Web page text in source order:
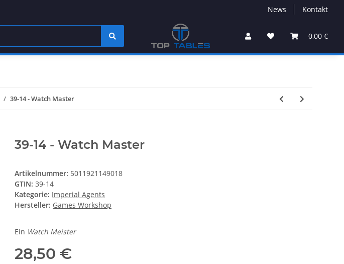
News Kontakt
0,00 €
39-14 - Watch Master
39-14 - Watch Master
Artikelnummer: 5011921149018
GTIN: 39-14
Kategorie: Imperial Agents
Hersteller: Games Workshop
Ein Watch Meister
28,50 €